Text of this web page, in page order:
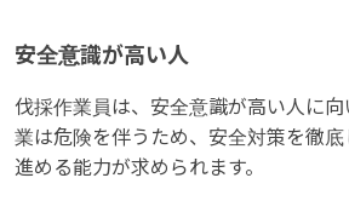
安全意識が高い人
伐採作業員は、安全意識が高い人に
業は危険を伴うため、安全対策を徹
進める能力が求められます。